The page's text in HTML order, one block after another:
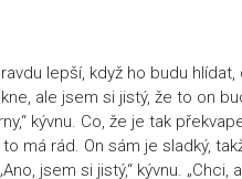
lepší, když ho budu
ale jsem si jistý, že to on
kývnu. Co, že je tak
má rád. On sám je sladký,
jsem si jistý,“ kývnu. „Chci,